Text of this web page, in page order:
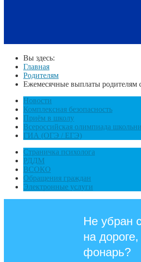
Вы здесь:
Главная
Родителям
Ежемесячные выплаты родителям
Новости
Комплексная безопасность
Приём в школу
Всероссийская олимпиада
ГИА (ОГЭ / ЕГЭ)
Страничка психолога
РДДМ
ВСОКО
Обращения граждан
Электронные услуги
Не убран
на
фонарь?